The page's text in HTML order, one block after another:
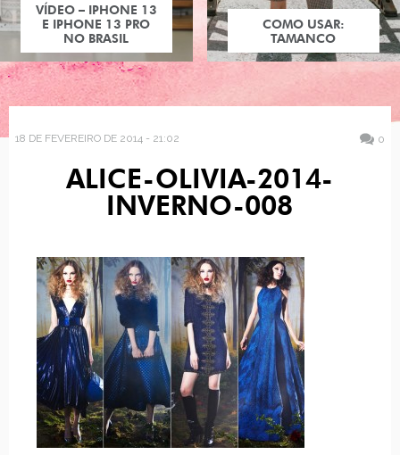
VÍDEO – IPHONE 13
E IPHONE 13 PRO
NO BRASIL
COMO USAR:
TAMANCO
18 DE FEVEREIRO DE 2014 - 21:02 0
ALICE-OLIVIA-2014-
INVERNO-008